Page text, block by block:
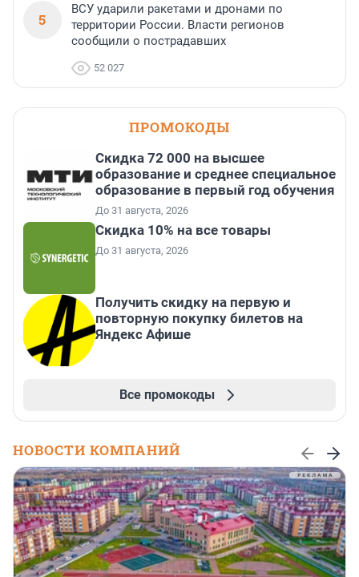
5
ВСУ ударили ракетами и дронами по
территории России. Власти регионов
сообщили о пострадавших
52 027
ПРОМОКОДЫ
Скидка 72 000 на высшее
образование и среднее специальное
образование в первый год обучения
До 31 августа, 2026
Скидка 10% на все товары
До 31 августа, 2026
Получить скидку на первую и
повторную покупку билетов на
Яндекс Афише
Все промокоды
НОВОСТИ КОМПАНИЙ